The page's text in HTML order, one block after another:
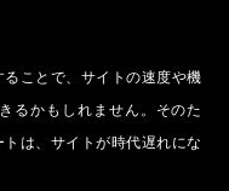
ことで、サイトの速度や機
るかもしれません。そのた
は、サイトが時代遅れにな